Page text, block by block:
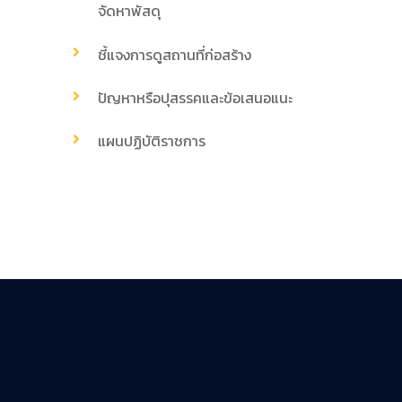
จัดหาพัสดุ
ชี้แจงการดูสถานที่ก่อสร้าง
ปัญหาหรือปุสรรคและข้อเสนอแนะ
แผนปฏิบัติราชการ